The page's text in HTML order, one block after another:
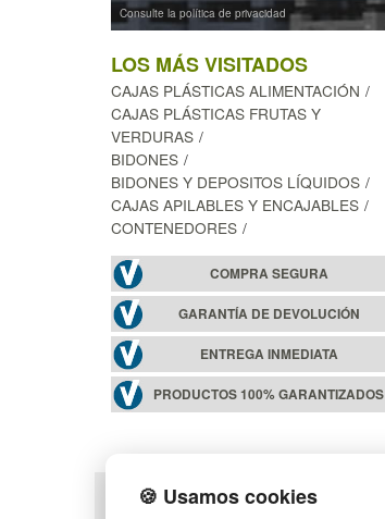
Consulte la política de privacidad
LOS MÁS VISITADOS
CAJAS PLÁSTICAS ALIMENTACIÓN
CAJAS PLÁSTICAS FRUTAS Y
VERDURAS
BIDONES
BIDONES Y DEPOSITOS LÍQUIDOS
CAJAS APILABLES Y ENCAJABLES
CONTENEDORES
COMPRA SEGURA
GARANTÍA DE DEVOLUCIÓN
ENTREGA INMEDIATA
PRODUCTOS 100% GARANTIZADOS
POLÍTICA DE PRIVACIDAD
🍪 Usamos cookies